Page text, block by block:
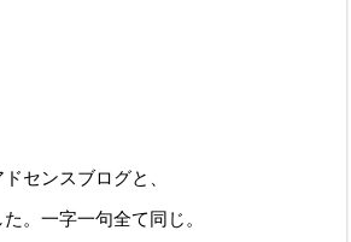
センスブログと、
。一字一句全て同じ。